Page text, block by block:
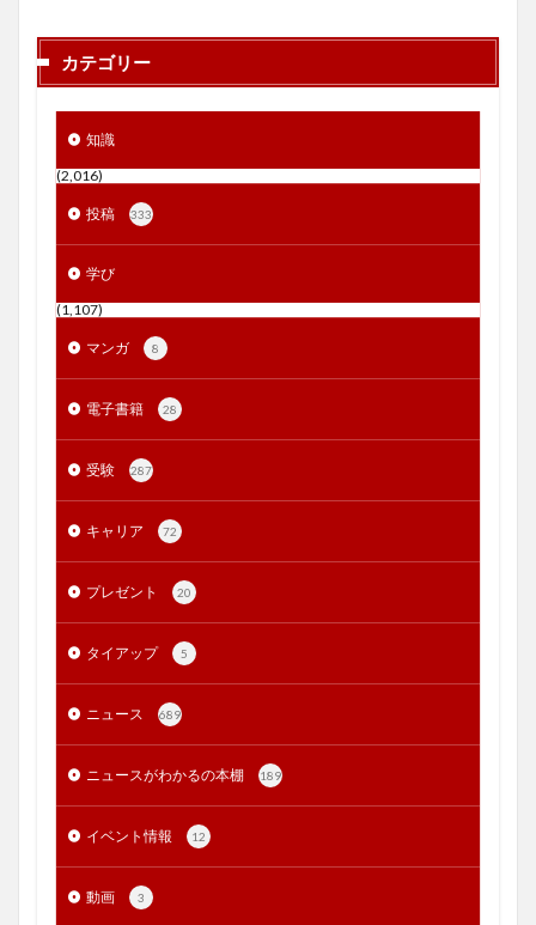
カテゴリー
知識
(2,016)
投稿 333
学び
(1,107)
マンガ 8
電子書籍 28
受験 287
キャリア 72
プレゼント 20
タイアップ 5
ニュース 689
ニュースがわかるの本棚 189
イベント情報 12
動画 3